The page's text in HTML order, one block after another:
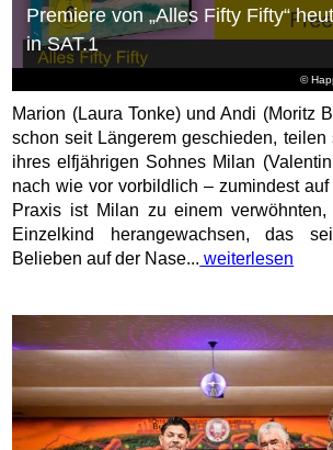
©
Premiere von „Alles Fifty Fifty“
in SAT.1
Marion (Laura Tonke) und Andi (Moritz
schon seit Längerem geschieden,
ihres elfjährigen Sohnes Milan
nach wie vor vorbildlich – zumindest
Praxis ist Milan zu einem verwöhnten,
Einzelkind herangewachsen, das
Belieben auf der Nase... weiterlesen